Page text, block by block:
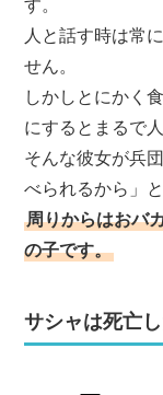
す。
人と話す時は常
せん。
しかしとにかく
にするとまるで
そんな彼女が兵
べられるから」
周りからはおバ
の子です。
サシャは死亡